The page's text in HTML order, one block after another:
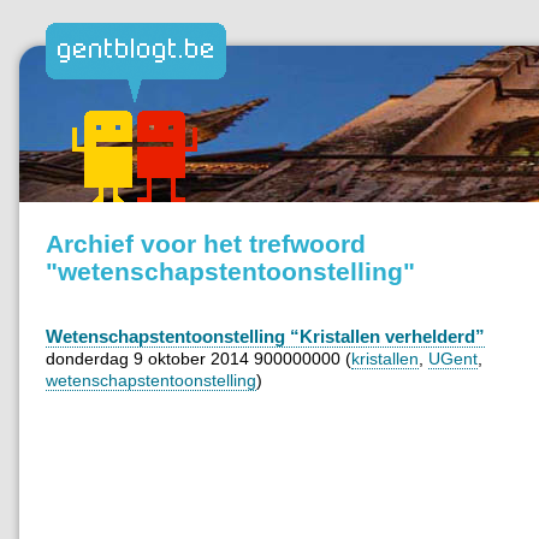
Archief voor het trefwoord
"wetenschapstentoonstelling"
Wetenschapstentoonstelling “Kristallen verhelderd”
donderdag 9 oktober 2014 900000000 (kristallen UGent
wetenschapstentoonstelling)